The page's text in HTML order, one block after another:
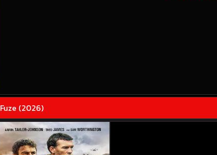
Fuze (2026)